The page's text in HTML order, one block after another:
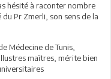
hésité à raconter nombre
Pr Zmerli, son sens de la
Médecine de Tunis,
maîtres, mérite bien